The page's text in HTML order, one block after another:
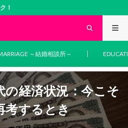
～結婚相談所～
の経済状況：今こそ
考するとき